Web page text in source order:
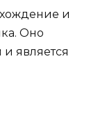
и
Оно
является